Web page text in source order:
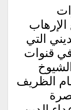
التي
قنوات
الظريف